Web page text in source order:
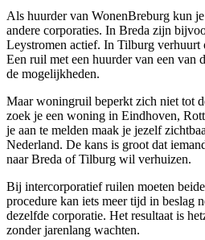
Als huurder van WonenBreburg kun
andere corporaties. In Breda zijn
Leystromen actief. In Tilburg verhuurt
Een ruil met een huurder van een van
de mogelijkheden.
Maar woningruil beperkt zich niet tot
zoek je een woning in Eindhoven,
je aan te melden maak je jezelf
Nederland. De kans is groot dat
naar Breda of Tilburg wil verhuizen.
Bij intercorporatief ruilen moeten
procedure kan iets meer tijd in beslag
dezelfde corporatie. Het resultaat is
zonder jarenlang wachten.